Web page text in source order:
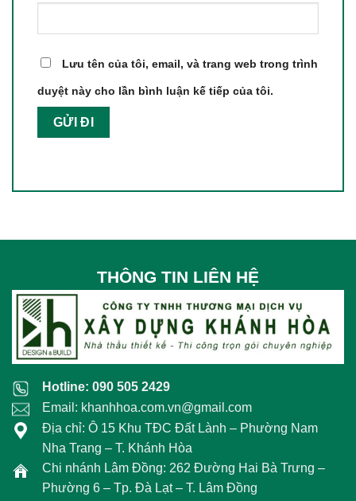
Lưu tên của tôi, email, và trang web trong trình
duyệt này cho lần bình luận kế tiếp của tôi.
THÔNG TIN LIÊN HỆ
Hotline: 090 505 2429
Email: khanhhoa.com.vn@gmail.com
Địa chỉ: Ô 15 Khu TĐC Đất Lành – Phường Nam
Nha Trang – T. Khánh Hòa
Chi nhánh Lâm Đồng: 262 Đường Hai Bà Trưng –
Phường 6 – Tp. Đà Lạt – T. Lâm Đồng